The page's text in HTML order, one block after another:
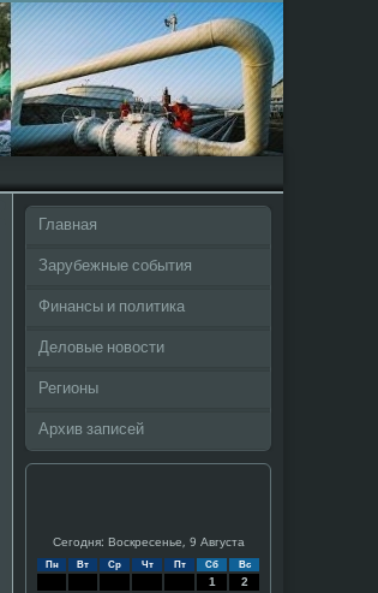
Главная
Зарубежные события
Финансы и политика
Деловые новости
Регионы
Архив записей
Сегодня: Воскресенье, 9 Августа
Пн Вт Ср Чт Пт Сб Вс
1
2